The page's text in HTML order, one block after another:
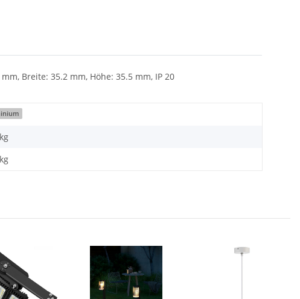
Breite: 35.2 mm, Höhe: 35.5 mm, IP 20
kg